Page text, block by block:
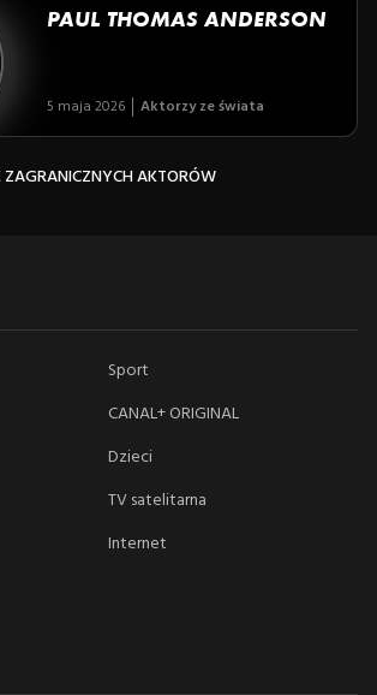
PAUL THOMAS ANDERSON
5 maja 2026 Aktorzy ze świata
ZAGRANICZNYCH AKTORÓW
Sport
CANAL+ ORIGINAL
Dzieci
TV satelitarna
Internet